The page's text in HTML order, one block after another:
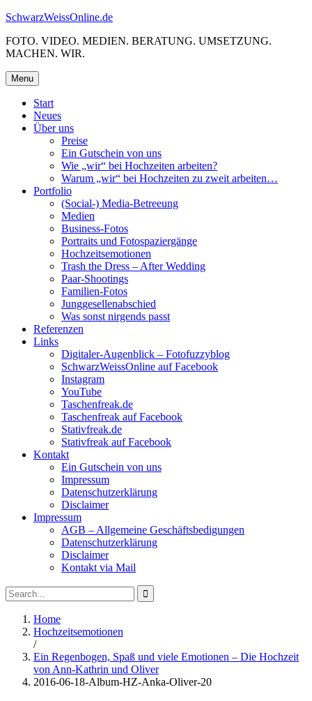
Skip
content
SchwarzWeissOnline.de
FOTO. VIDEO. MEDIEN. BERATUNG. UMSETZUNG.
MACHEN. WIR.
Menu
Start
Neues
Über uns
Preise
Ein Gutschein von uns
Wie „wir“ bei Hochzeiten arbeiten?
Warum „wir“ bei Hochzeiten zu zweit arbeiten…
Portfolio
(Social-) Media-Betreeung
Medien
Business-Fotos
Portraits und Fotospaziergänge
Hochzeitsemotionen
Trash the Dress – After Wedding
Paar-Shootings
Familien-Fotos
Junggesellenabschied
Was sonst nirgends passt
Referenzen
Links
Digitaler-Augenblick – Fotofuzzyblog
SchwarzWeissOnline auf Facebook
Instagram
YouTube
Taschenfreak.de
Taschenfreak auf Facebook
Stativfreak.de
Stativfreak auf Facebook
Kontakt
Ein Gutschein von uns
Impressum
Datenschutzerklärung
Disclaimer
Impressum
AGB – Allgemeine Geschäftsbedigungen
Datenschutzerklärung
Disclaimer
Kontakt via Mail
Search
Search
for:
Home
Hochzeitsemotionen
/
Ein Regenbogen, Spaß und viele Emotionen – Die Hochzeit
von Ann-Kathrin und Oliver
2016-06-18-Album-HZ-Anka-Oliver-20